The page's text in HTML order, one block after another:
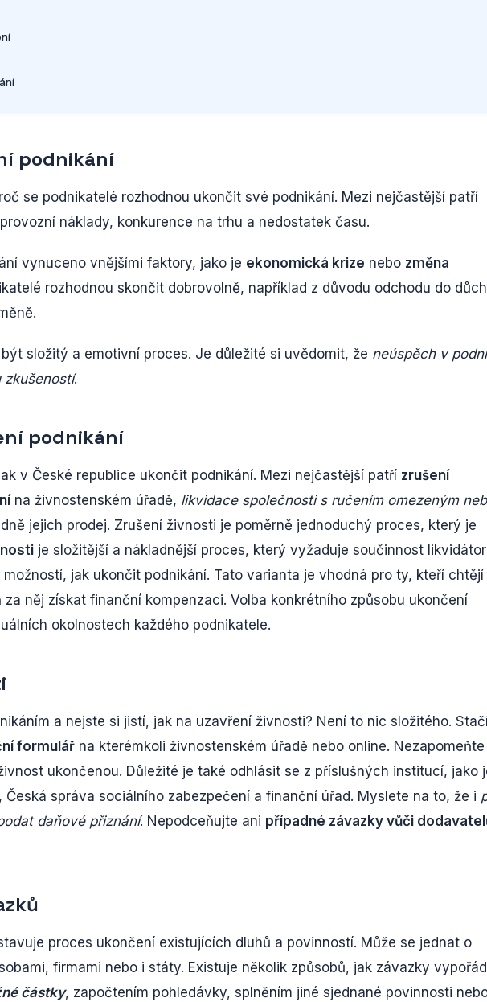
podnikání
se podnikatelé rozhodnou ukončit své podnikání. Mezi nejčastější patří
náklady, konkurence na trhu a nedostatek času.
vynuceno vnějšími faktory, jako je ekonomická krize nebo změna
rozhodnou skončit dobrovolně, například z důvodu odchodu do
složitý a emotivní proces. Je důležité si uvědomit, že neúspěch v
zkušeností.
podnikání
v České republice ukončit podnikání. Mezi nejčastější patří zrušení
na živnostenském úřadě, likvidace společnosti s ručením omezeným
jejich prodej. Zrušení živnosti je poměrně jednoduchý proces, který je
je složitější a nákladnější proces, který vyžaduje součinnost
jak ukončit podnikání. Tato varianta je vhodná pro ty, kteří chtějí
něj získat finanční kompenzaci. Volba konkrétního způsobu ukončení
okolnostech každého podnikatele.
a nejste si jistí, jak na uzavření živnosti? Není to nic složitého.
formulář na kterémkoli živnostenském úřadě nebo online. Nezapomeňte
ukončenou. Důležité je také odhlásit se z příslušných institucí, jako
správa sociálního zabezpečení a finanční úřad. Myslete na to, že i
daňové přiznání. Nepodceňujte ani případné závazky vůči
proces ukončení existujících dluhů a povinností. Může se jednat o
firmami nebo i státy. Existuje několik způsobů, jak závazky
částky, započtením pohledávky, splněním jiné sjednané povinnosti